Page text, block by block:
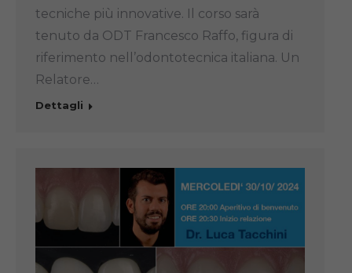
tecniche più innovative. Il corso sarà
tenuto da ODT Francesco Raffo, figura di
riferimento nell’odontotecnica italiana. Un
Relatore…
Dettagli